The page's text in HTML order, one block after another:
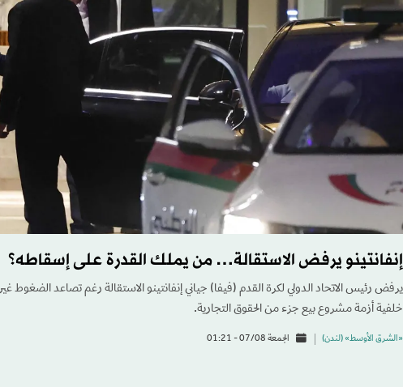
إنفانتينو يرفض الاستقالة… من يملك القدرة على إسقاطه؟
يرفض رئيس الاتحاد الدولي لكرة القدم (فيفا) جياني إنفانتينو الاستقالة رغم تصاعد الضغوط
خلفية أزمة مشروع بيع جزء من الحقوق التجارية.
«الشرق الأوسط» (لندن) الجمعة 07/08 - 01:21